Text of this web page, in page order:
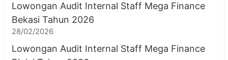
Lowongan Audit Internal Staff Mega Finance
Bekasi Tahun 2026
28/02/2026
Lowongan Audit Internal Staff Mega Finance